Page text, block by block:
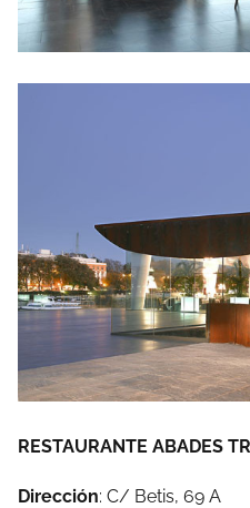
RESTAURANTE ABADES
Dirección: C/ Betis, 69 A